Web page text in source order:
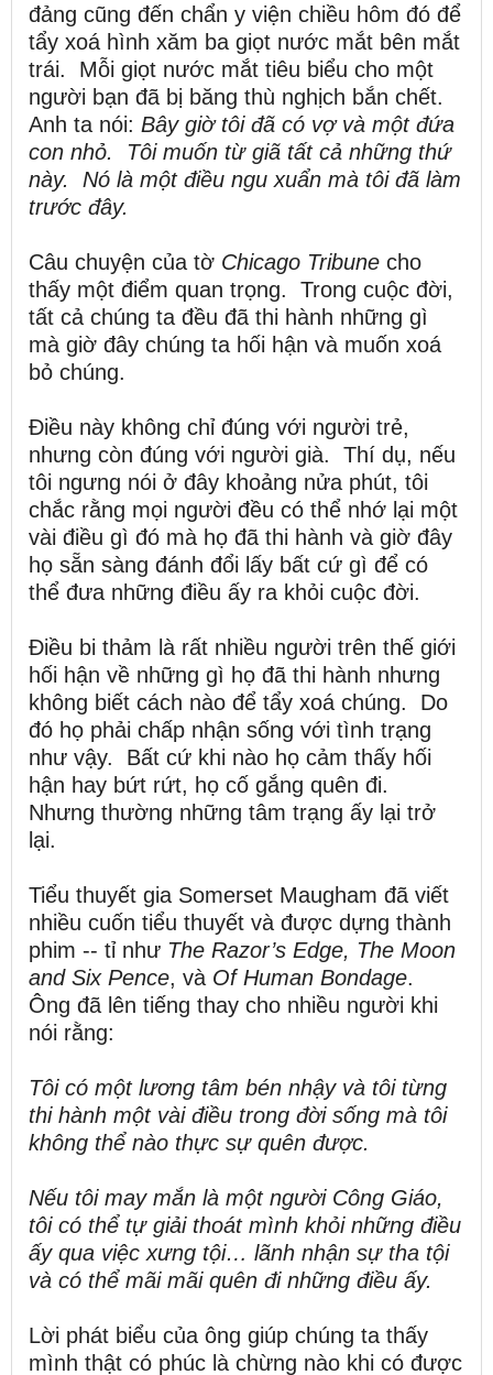
đảng cũng đến chẩn y viện chiều hôm đó để
tẩy xoá hình xăm ba giọt nước mắt bên mắt
trái. Mỗi giọt nước mắt tiêu biểu cho một
người bạn đã bị băng thù nghịch bắn chết.
Anh ta nói: Bây giờ tôi đã có vợ và một đứa
con nhỏ.
Tôi muốn từ giã tất cả những thứ
này.
Nó là một điều ngu xuẩn mà tôi đã làm
trước đây.
Câu chuyện của tờ Chicago Tribune cho
thấy một điểm quan trọng. Trong cuộc đời,
tất cả chúng ta đều đã thi hành những gì
mà giờ đây chúng ta hối hận và muốn xoá
bỏ chúng.
Điều này không chỉ đúng với người trẻ,
nhưng còn đúng với người già. Thí dụ, nếu
tôi ngưng nói ở đây khoảng nửa phút, tôi
chắc rằng mọi người đều có thể nhớ lại một
vài điều gì đó mà họ đã thi hành và giờ đây
họ sẵn sàng đánh đổi lấy bất cứ gì để có
thể đưa những điều ấy ra khỏi cuộc đời.
Điều bi thảm là rất nhiều người trên thế giới
hối hận về những gì họ đã thi hành nhưng
không biết cách nào để tẩy xoá chúng. Do
đó họ phải chấp nhận sống với tình trạng
như vậy. Bất cứ khi nào họ cảm thấy hối
hận hay bứt rứt, họ cố gắng quên đi.
Nhưng thường những tâm trạng ấy lại trở
lại.
Tiểu thuyết gia Somerset Maugham đã viết
nhiều cuốn tiểu thuyết và được dựng thành
phim -- tỉ như The Razor’s Edge, The Moon
and Six Pence, và Of Human Bondage.
Ông đã lên tiếng thay cho nhiều người khi
nói rằng:
Tôi có một lương tâm bén nhậy và tôi từng
thi hành một vài điều trong đời sống mà tôi
không thể nào thực sự quên được.
Nếu tôi may mắn là một người Công Giáo,
tôi có thể tự giải thoát mình khỏi những điều
ấy qua việc xưng tội… lãnh nhận sự tha tội
và có thể mãi mãi quên đi những điều ấy.
Lời phát biểu của ông giúp chúng ta thấy
mình thật có phúc là chừng nào khi có được